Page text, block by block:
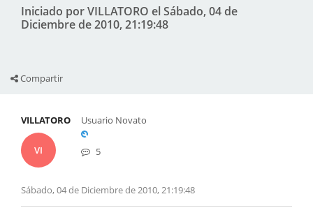
Iniciado por VILLATORO el Sábado, 04 de
Diciembre de 2010, 21:19:48
Compartir
VILLATORO
VI
Usuario Novato
5
Sábado, 04 de Diciembre de 2010, 21:19:48